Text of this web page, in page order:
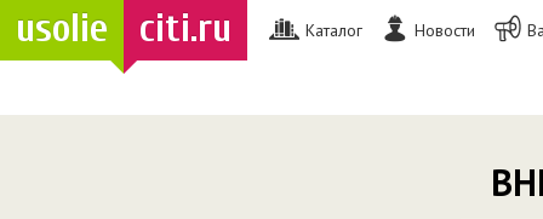
usolie citi.ru Каталог Новости